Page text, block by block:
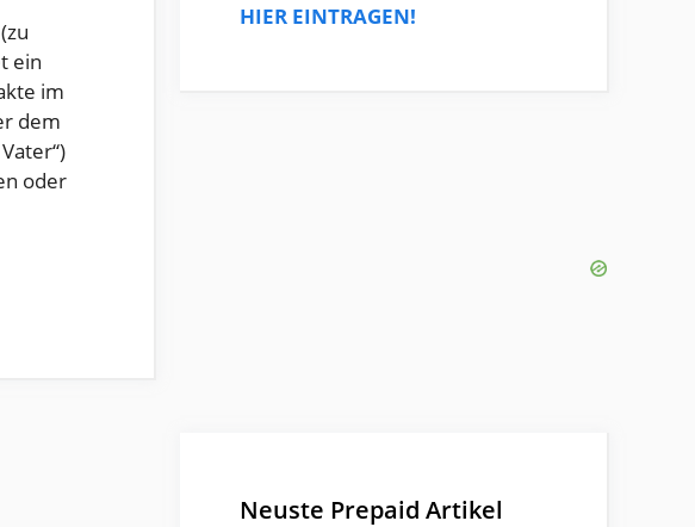
ein
im
dem
oder
HIER EINTRAGEN!
Neuste Prepaid Artikel